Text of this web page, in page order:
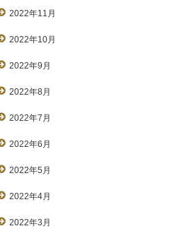
2022年11月
2022年10月
2022年9月
2022年8月
2022年7月
2022年6月
2022年5月
2022年4月
2022年3月